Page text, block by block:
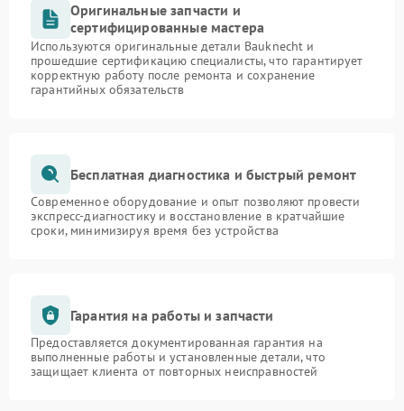
Оригинальные запчасти и
сертифицированные мастера
Используются оригинальные детали Bauknecht и
прошедшие сертификацию специалисты, что гарантирует
корректную работу после ремонта и сохранение
гарантийных обязательств
Бесплатная диагностика и быстрый ремонт
Современное оборудование и опыт позволяют провести
экспресс-диагностику и восстановление в кратчайшие
сроки, минимизируя время без устройства
Гарантия на работы и запчасти
Предоставляется документированная гарантия на
выполненные работы и установленные детали, что
защищает клиента от повторных неисправностей